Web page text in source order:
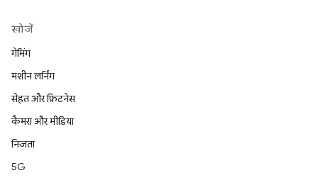
खोजें
गेमिंग
मशीन लर्निंग
सेहत और फ़िटनेस
कैमरा और मीडिया
निजता
5G